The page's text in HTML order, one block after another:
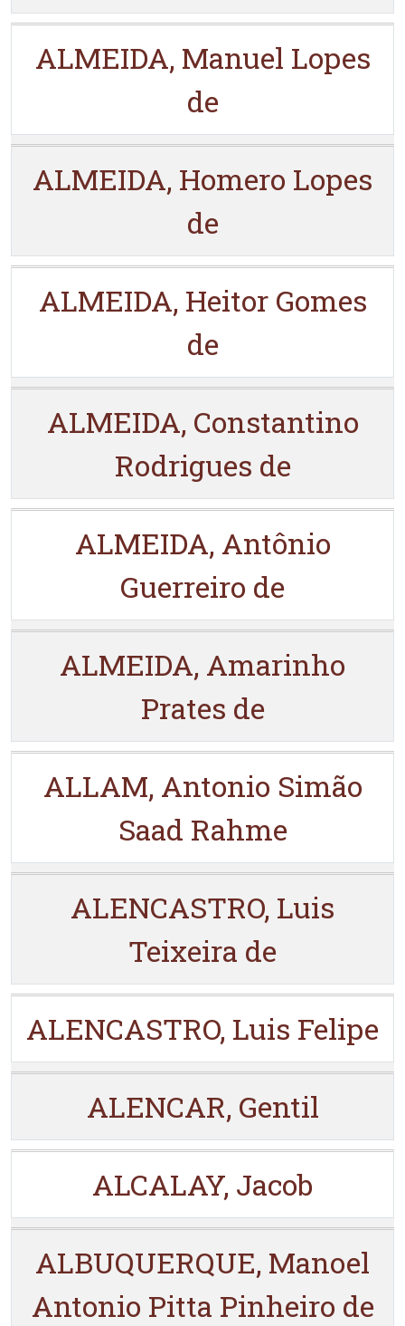
ALMEIDA, Manuel Lopes
de
ALMEIDA, Homero Lopes
de
ALMEIDA, Heitor Gomes
de
ALMEIDA, Constantino
Rodrigues de
ALMEIDA, Antônio
Guerreiro de
ALMEIDA, Amarinho
Prates de
ALLAM, Antonio Simão
Saad Rahme
ALENCASTRO, Luis
Teixeira de
ALENCASTRO, Luis Felipe
ALENCAR, Gentil
ALCALAY, Jacob
ALBUQUERQUE, Manoel
Antonio Pitta Pinheiro de